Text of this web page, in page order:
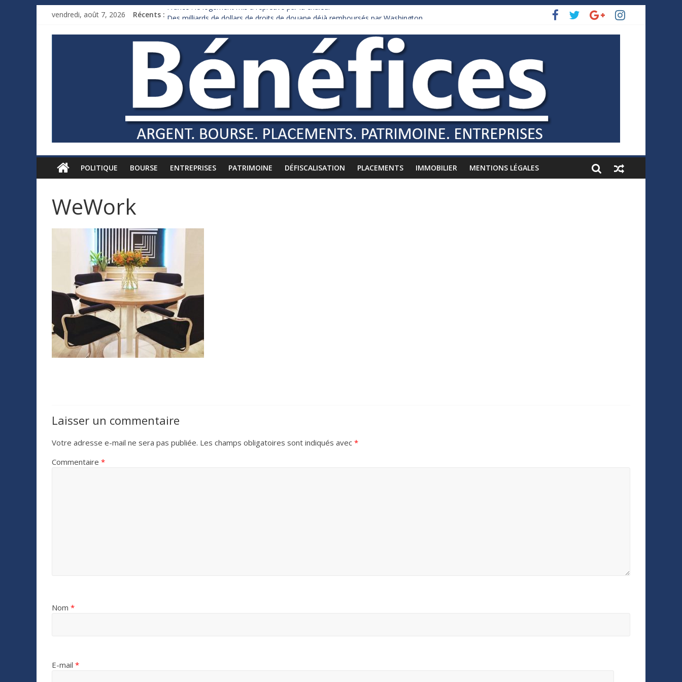
vendredi, août 7, 2026 Récents : France : le logement mis à l’épreuve par la chaleur
Des milliards de dollars de droits de douane déjà remboursés par Washington
Royaume-Uni : Andy Burnham recule sur l’impôt
Xavier Niel, le milliardaire qui ne touche presque rien
Ruée des fortunes russes vers l’étranger
POLITIQUE BOURSE ENTREPRISES PATRIMOINE DÉFISCALISATION PLACEMENTS IMMOBILIER MENTIONS LÉGALES
WeWork
Laisser un commentaire
Votre adresse e-mail ne sera pas publiée. Les champs obligatoires sont indiqués avec *
Commentaire *
Nom *
E-mail *